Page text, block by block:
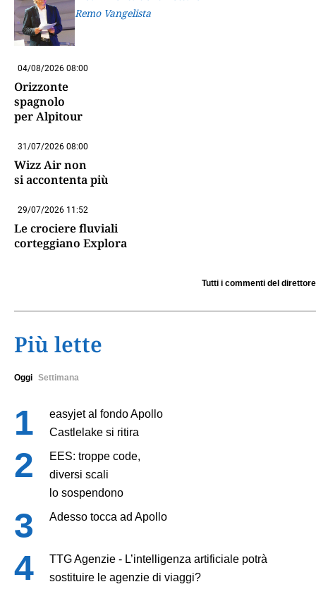
Remo Vangelista
04/08/2026 08:00
Orizzonte
spagnolo
per Alpitour
31/07/2026 08:00
Wizz Air non
si accontenta più
29/07/2026 11:52
Le crociere fluviali
corteggiano Explora
Tutti i commenti del direttore
Più lette
Oggi Settimana
easyjet al fondo Apollo
Castlelake si ritira
EES: troppe code,
diversi scali
lo sospendono
Adesso tocca ad Apollo
TTG Agenzie - L’intelligenza artificiale potrà
sostituire le agenzie di viaggi?